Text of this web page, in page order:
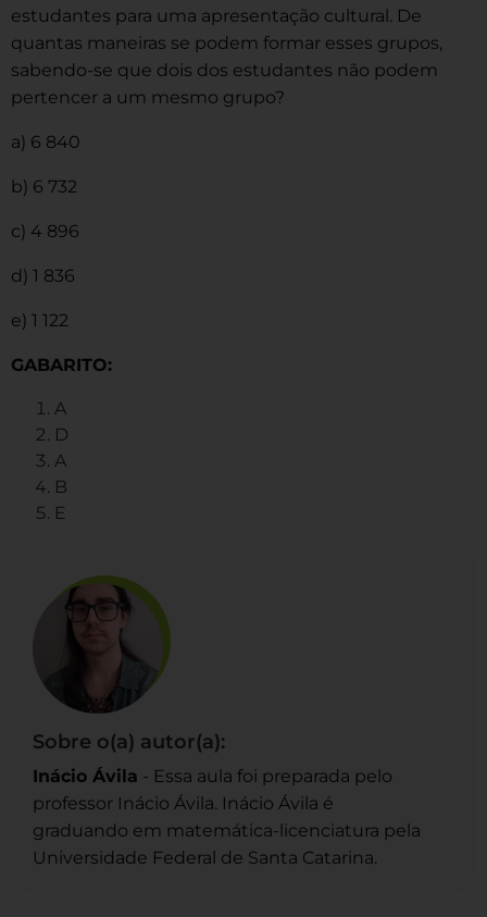
estudantes para uma apresentação cultural. De
quantas maneiras se podem formar esses grupos,
sabendo-se que dois dos estudantes não podem
pertencer a um mesmo grupo?
a) 6 840
b) 6 732
c) 4 896
d) 1 836
e) 1 122
GABARITO:
A
D
A
B
E
Sobre o(a) autor(a):
Inácio Ávila - Essa aula foi preparada pelo
professor Inácio Ávila. Inácio Ávila é
graduando em matemática-licenciatura pela
Universidade Federal de Santa Catarina.